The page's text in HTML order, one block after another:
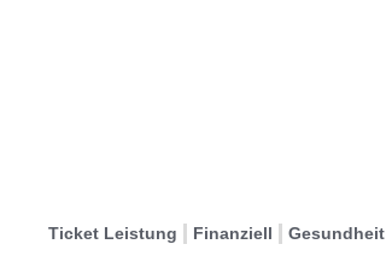
Ticket Leistung Finanziell Gesundheit